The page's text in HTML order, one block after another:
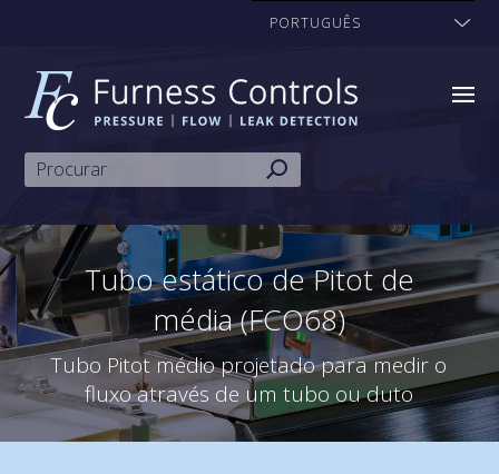
PORTUGUÊS
Tubo estático de Pitot de
média (FCO68)
Tubo Pitot médio projetado para medir o
fluxo através de um tubo ou duto